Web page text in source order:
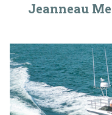
Jeanneau